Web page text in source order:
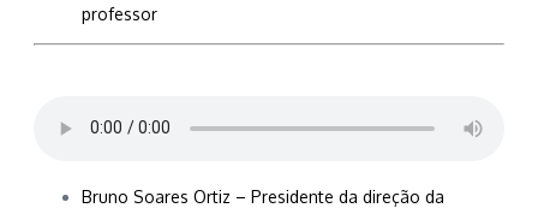
professor
Bruno Soares Ortiz – Presidente da direção da